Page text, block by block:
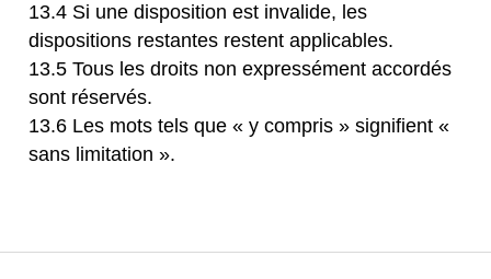
13.4 Si une disposition est invalide, les
dispositions restantes restent applicables.
13.5 Tous les droits non expressément accordés
sont réservés.
13.6 Les mots tels que « y compris » signifient «
sans limitation ».